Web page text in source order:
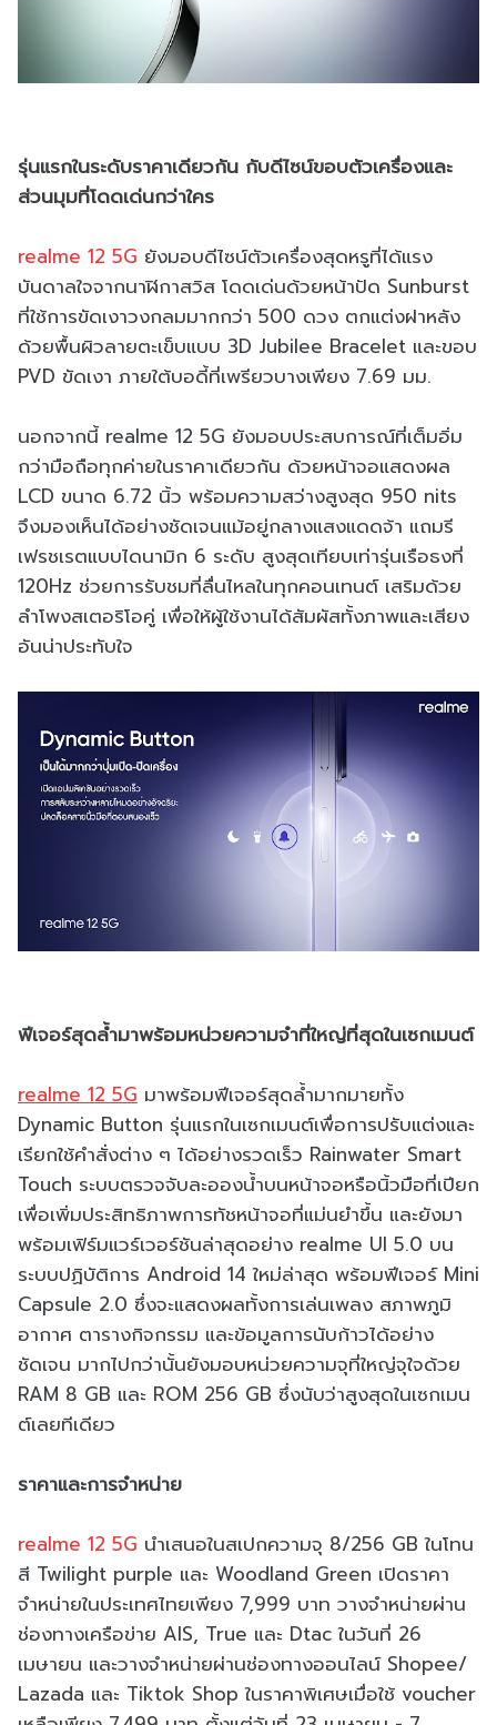
รุ่นแรกในระดับราคาเดียวกัน กับดีไซน์ขอบตัวเครื่องและ
ส่วนมุมที่โดดเด่นกว่าใคร
realme 12 5G ยังมอบดีไซน์ตัวเครื่องสุดหรูที่ได้แรง
บันดาลใจจากนาฬิกาสวิส โดดเด่นด้วยหน้าปัด Sunburst
ที่ใช้การขัดเงาวงกลมมากกว่า 500 ดวง ตกแต่งฝาหลัง
ด้วยพื้นผิวลายตะเข็บแบบ 3D Jubilee Bracelet และขอบ
PVD ขัดเงา ภายใต้บอดี้ที่เพรียวบางเพียง 7.69 มม.
นอกจากนี้ realme 12 5G ยังมอบประสบการณ์ที่เต็มอิ่ม
กว่ามือถือทุกค่ายในราคาเดียวกัน ด้วยหน้าจอแสดงผล
LCD ขนาด 6.72 นิ้ว พร้อมความสว่างสูงสุด 950 nits
จึงมองเห็นได้อย่างชัดเจนแม้อยู่กลางแสงแดดจ้า แถมรี
เฟรชเรตแบบไดนามิก 6 ระดับ สูงสุดเทียบเท่ารุ่นเรือธงที่
120Hz ช่วยการรับชมที่ลื่นไหลในทุกคอนเทนต์ เสริมด้วย
ลำโพงสเตอริโอคู่ เพื่อให้ผู้ใช้งานได้สัมผัสทั้งภาพและเสียง
อันน่าประทับใจ
ฟีเจอร์สุดล้ำมาพร้อมหน่วยความจำที่ใหญ่ที่สุดในเซกเมนต์
realme 12 5G มาพร้อมฟีเจอร์สุดล้ำมากมายทั้ง
Dynamic Button รุ่นแรกในเซกเมนต์เพื่อการปรับแต่งและ
เรียกใช้คำสั่งต่าง ๆ ได้อย่างรวดเร็ว Rainwater Smart
Touch ระบบตรวจจับละอองน้ำบนหน้าจอหรือนิ้วมือที่เปียก
เพื่อเพิ่มประสิทธิภาพการทัชหน้าจอที่แม่นยำขึ้น และยังมา
พร้อมเฟิร์มแวร์เวอร์ชันล่าสุดอย่าง realme UI 5.0 บน
ระบบปฏิบัติการ Android 14 ใหม่ล่าสุด พร้อมฟีเจอร์ Mini
Capsule 2.0 ซึ่งจะแสดงผลทั้งการเล่นเพลง สภาพภูมิ
อากาศ ตารางกิจกรรม และข้อมูลการนับก้าวได้อย่าง
ชัดเจน มากไปกว่านั้นยังมอบหน่วยความจุที่ใหญ่จุใจด้วย
RAM 8 GB และ ROM 256 GB ซึ่งนับว่าสูงสุดในเซกเมน
ต์เลยทีเดียว
ราคาและการจำหน่าย
realme 12 5G นำเสนอในสเปกความจุ 8/256 GB ในโทน
สี Twilight purple และ Woodland Green เปิดราคา
จำหน่ายในประเทศไทยเพียง 7,999 บาท วางจำหน่ายผ่าน
ช่องทางเครือข่าย AIS, True และ Dtac ในวันที่ 26
เมษายน และวางจำหน่ายผ่านช่องทางออนไลน์ Shopee/
Lazada และ Tiktok Shop ในราคาพิเศษเมื่อใช้ voucher